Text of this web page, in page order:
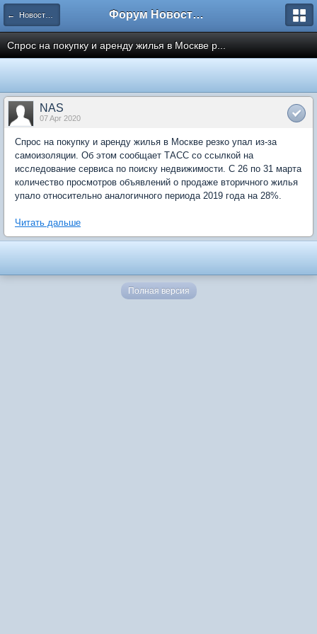
← Новости рынка недвижимости Форум Новостройки
Спрос на покупку и аренду жилья в Москве р...
NAS
07 Apr 2020
Спрос на покупку и аренду жилья в Москве резко упал из-за
самоизоляции. Об этом сообщает ТАСС со ссылкой на
исследование сервиса по поиску недвижимости. С 26 по 31 марта
количество просмотров объявлений о продаже вторичного жилья
упало относительно аналогичного периода 2019 года на 28%.
Читать дальше
Полная версия